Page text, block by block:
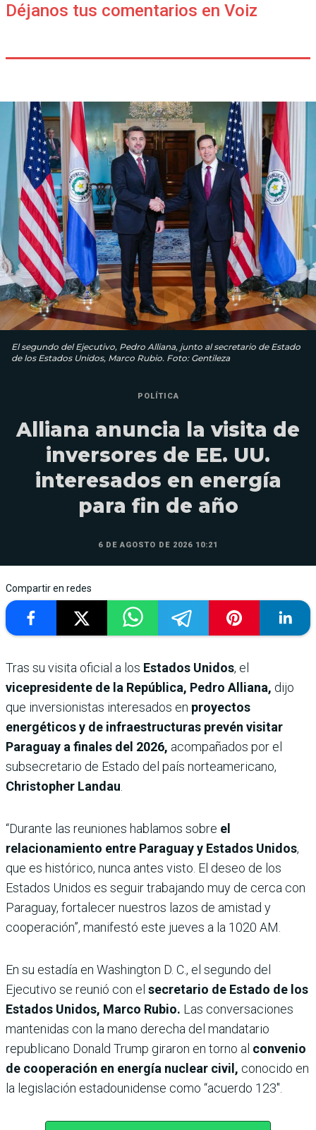
Déjanos tus comentarios en Voiz
El segundo del Ejecutivo, Pedro Alliana, junto al secretario de Estado
de los Estados Unidos, Marco Rubio. Foto: Gentileza
POLÍTICA
Alliana anuncia la visita de
inversores de EE. UU.
interesados en energía
para fin de año
6 DE AGOSTO DE 2026 10:21
Compartir en redes
Tras su visita oficial a los Estados Unidos, el
vicepresidente de la República, Pedro Alliana, dijo
que inversionistas interesados en proyectos
energéticos y de infraestructuras prevén visitar
Paraguay a finales del 2026, acompañados por el
subsecretario de Estado del país norteamericano,
Christopher Landau
“Durante las reuniones hablamos sobre el
relacionamiento entre Paraguay y Estados Unidos,
que es histórico, nunca antes visto. El deseo de los
Estados Unidos es seguir trabajando muy de cerca con
Paraguay, fortalecer nuestros lazos de amistad y
cooperación”, manifestó este jueves a la 1020 AM.
En su estadía en Washington D. C., el segundo del
Ejecutivo se reunió con el secretario de Estado de los
Estados Unidos, Marco Rubio. Las conversaciones
mantenidas con la mano derecha del mandatario
republicano Donald Trump giraron en torno al convenio
de cooperación en energía nuclear civil, conocido en
la legislación estadounidense como “acuerdo 123″.